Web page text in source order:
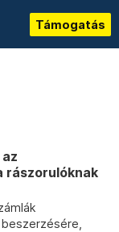
Támogatás
rászorulóknak